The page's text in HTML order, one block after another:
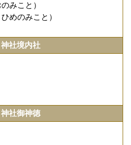
みこと）
めのみこと）
神社境内社
神社御神徳